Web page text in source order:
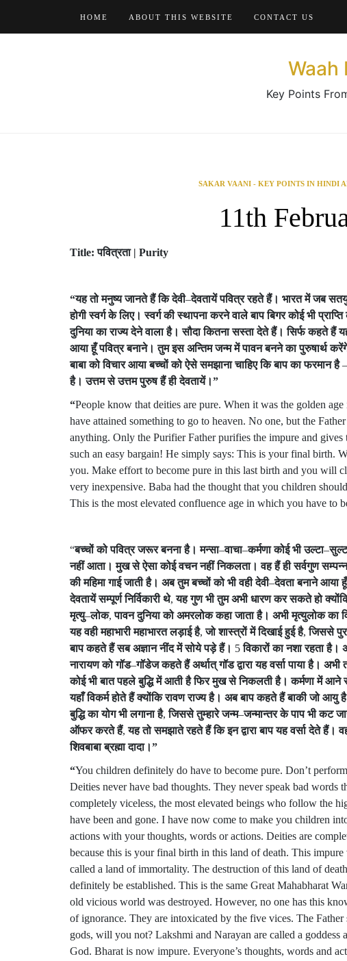
HOME ABOUT THIS WEBSITE CONTACT US
Waah
Key Points
SAKAR VAANI - KEY POINTS IN HINDI
11th
Title: पवित्रता | Purity
“यह तो मनुष्य जानते हैं कि देवी–देवतायें पवित्र रहते हैं। भारत में जब
होगी स्वर्ग के लिए। स्वर्ग की स्थापना करने वाले बाप बिगर कोई भी प्राप्ति
दुनिया का राज्य देने वाला है। सौदा कितना सस्ता देते हैं। सिर्फ कहते हैं
आया हूँ पवित्र बनाने। तुम इस अन्तिम जन्म में पावन बनने का पुरुषार्थ
बाबा को विचार आया बच्चों को ऐसे समझाना चाहिए कि बाप का फरमान है
है। उत्तम से उत्तम पुरुष हैं ही देवतायें।”
“People know that deities are pure. When it was the golden
have attained something to go to heaven. No one, but the
anything. Only the Purifier Father purifies the impure and
such an easy bargain! He simply says: This is your final birth.
you. Make effort to become pure in this last birth and you will
very inexpensive. Baba had the thought that you children
This is the most elevated confluence age in which you have to
“बच्चों को पवित्र जरूर बनना है। मन्सा–वाचा–कर्मणा कोई भी उल्टा–
नहीं आता। मुख से ऐसा कोई वचन नहीं निकलता। वह हैं ही सर्वगुण सम्पन्न
की महिमा गाई जाती है। अब तुम बच्चों को भी वही देवी–देवता बनाने आया
देवतायें सम्पूर्ण निर्विकारी थे,यह गुण भी तुम अभी धारण कर सकते हो
मृत्यु–लोक,पावन दुनिया को अमरलोक कहा जाता है। अभी मृत्युलोक का
यह वही महाभारी महाभारत लड़ाई है,जो शास्त्रों में दिखाई हुई है,जिससे
बाप कहते हैं सब अज्ञान नींद में सोये पड़े हैं। 5विकारों का नशा रहता है।
नारायण को गॉड–गॉडेज कहते हैं अर्थात् गॉड द्वारा यह वर्सा पाया है। अभी
कोई भी बात पहले बुद्धि में आती है फिर मुख से निकलती है। कर्मणा में आने
यहाँ विकर्म होते हैं क्योंकि रावण राज्य है। अब बाप कहते हैं बाकी जो आयु है
बुद्धि का योग भी लगाना है,जिससे तुम्हारे जन्म–जन्मान्तर के पाप भी कट
ऑफर करते हैं,यह तो समझाते रहते हैं कि इन द्वारा बाप यह वर्सा देते हैं।
शिवबाबा ब्रह्मा दादा।”
“You children definitely do have to become pure. Don’t
Deities never have bad thoughts. They never speak bad
completely viceless, the most elevated beings who follow the
have been and gone. I have now come to make you children
actions with your thoughts, words or actions. Deities are
because this is your final birth in this land of death. This
called a land of immortality. The destruction of this land of
definitely be established. This is the same Great Mahabharat
old vicious world was destroyed. However, no one has this
of ignorance. They are intoxicated by the five vices. The
gods, will you not? Lakshmi and Narayan are called a
God. Bharat is now impure. Everyone’s thoughts, words and